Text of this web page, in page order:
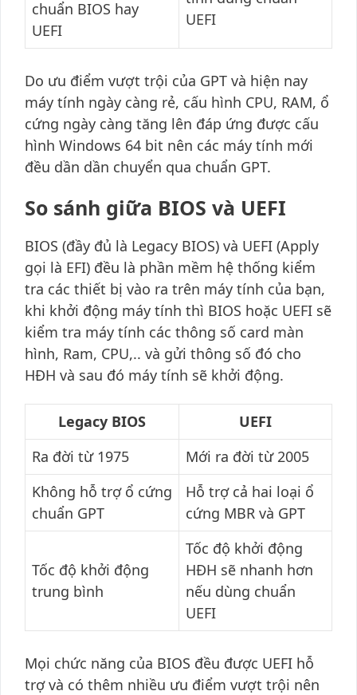
chuẩn BIOS hay
UEFI
UEFI
Do ưu điểm vượt trội của GPT và hiện nay
máy tính ngày càng rẻ, cấu hình CPU, RAM, ổ
cứng ngày càng tăng lên đáp ứng được cấu
hình Windows 64 bit nên các máy tính mới
đều dần dần chuyển qua chuẩn GPT.
So sánh giữa BIOS và UEFI
BIOS (đầy đủ là Legacy BIOS) và UEFI (Apply
gọi là EFI) đều là phần mềm hệ thống kiểm
tra các thiết bị vào ra trên máy tính của bạn,
khi khởi động máy tính thì BIOS hoặc UEFI sẽ
kiểm tra máy tính các thông số card màn
hình, Ram, CPU,.. và gửi thông số đó cho
HĐH và sau đó máy tính sẽ khởi động.
Legacy BIOS
UEFI
Ra đời từ 1975
Mới ra đời từ 2005
Không hỗ trợ ổ cứng
chuẩn GPT
Hỗ trợ cả hai loại ổ
cứng MBR và GPT
Tốc độ khởi động
trung bình
Tốc độ khởi động
HĐH sẽ nhanh hơn
nếu dùng chuẩn
UEFI
Mọi chức năng của BIOS đều được UEFI hỗ
trợ và có thêm nhiều ưu điểm vượt trội nên